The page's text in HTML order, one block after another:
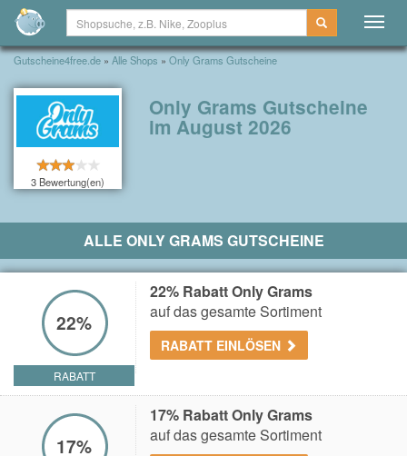
Gutscheine4free.de » Alle Shops » Only Grams Gutscheine
3 Bewertung(en)
Only Grams Gutscheine
im August 2026
ALLE ONLY GRAMS GUTSCHEINE
22%
RABATT
22% Rabatt Only Grams
auf das gesamte Sortiment
RABATT EINLÖSEN
17%
17% Rabatt Only Grams
auf das gesamte Sortiment